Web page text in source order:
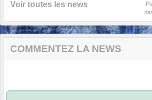
Voir toutes les news
par
COMMENTEZ LA NEWS